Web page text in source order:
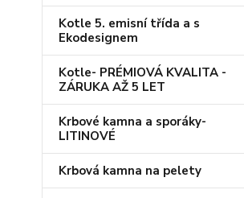
Kotle 5. emisní třída a s
Ekodesignem
Kotle- PRÉMIOVÁ KVALITA -
ZÁRUKA AŽ 5 LET
Krbové kamna a sporáky-
LITINOVÉ
Krbová kamna na pelety